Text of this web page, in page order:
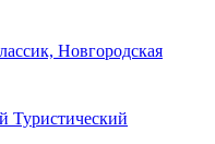
Новгородская
Туристический